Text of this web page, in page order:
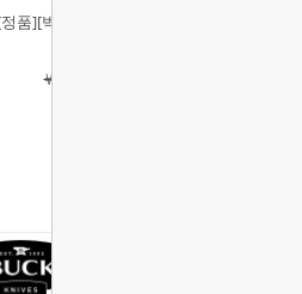
품][벅]더 55(F) 나이프 EDC 등산
￦146,000